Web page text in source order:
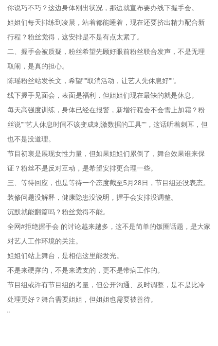
你说巧不巧？这边身体刚出状况，那边就宣布要办线下握手会。
姐姐们每天排练到凌晨，站着都能睡着，现在还要挤出精力配合新
行程？粉丝觉得，这安排是不是有点太紧了。
二、握手会被质疑，粉丝希望先顾好眼前粉丝联合发声，不是无理
取闹，是真的担心。
陈瑶粉丝站发长文，希望""取消活动，让艺人先休息好""。
线下握手见面会，表面是福利，但姐姐们现在最缺的就是休息。
每天高强度训练，身体已经在报警，新增行程会不会雪上加霜？粉
丝说""艺人休息时间不该变成刺激数据的工具""，这话听着刺耳，但
也不是没道理。
节目初衷是展现女性力量，但如果姐姐们累倒了，舞台效果谁来保
证？粉丝不是反对互动，是希望安排更合理一些。
三、等待回应，也是等待一个态度截至5月28日，节目组还没表态。
装修问题没解释，健康隐患没说明，握手会安排没调整。
沉默就能翻篇吗？粉丝觉得不能。
全网#拒绝握手会 的讨论越来越多，这不是简单的饭圈话题，是大家
对艺人工作环境的关注。
姐姐们站上舞台，是相信这里能发光。
不是来硬撑的，不是来透支的，更不是带病工作的。
节目组或许有节目组的考量，但公开沟通、及时调整，是不是比冷
处理更好？舞台需要姐姐，但姐姐也需要被善待。
"